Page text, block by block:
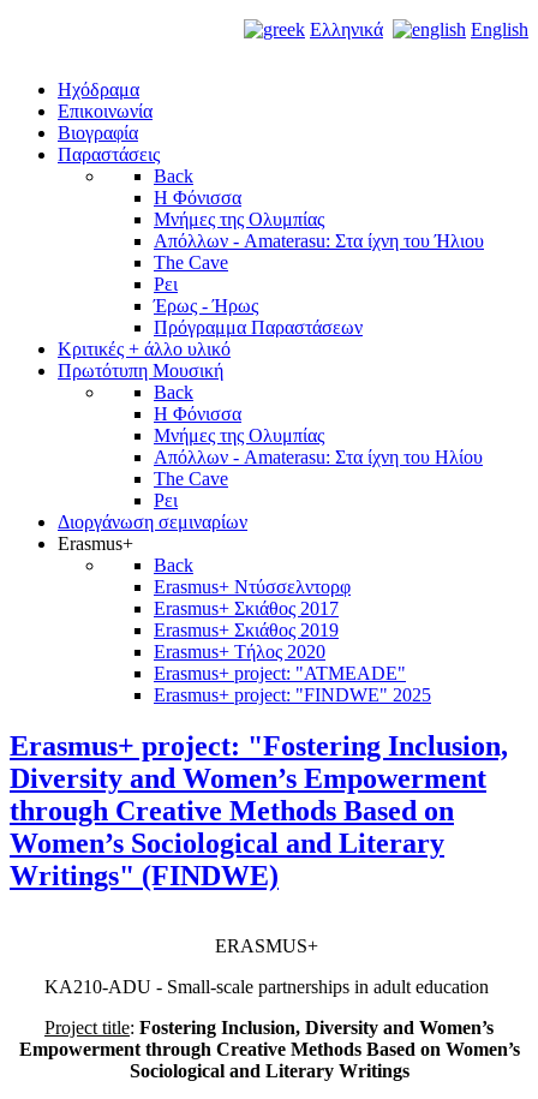
Ελληνικά English
Ηχόδραμα
Επικοινωνία
Βιογραφία
Παραστάσεις
Back
Η Φόνισσα
Μνήμες της Ολυμπίας
Απόλλων - Amaterasu: Στα ίχνη του Ήλιου
The Cave
Ρει
Έρως - Ήρως
Πρόγραμμα Παραστάσεων
Κριτικές + άλλο υλικό
Πρωτότυπη Μουσική
Back
Η Φόνισσα
Μνήμες της Ολυμπίας
Απόλλων - Amaterasu: Στα ίχνη του Ηλίου
The Cave
Ρει
Διοργάνωση σεμιναρίων
Erasmus+
Back
Erasmus+ Ντύσσελντορφ
Erasmus+ Σκιάθος 2017
Erasmus+ Σκιάθος 2019
Erasmus+ Τήλος 2020
Erasmus+ project: "ATMEADE"
Erasmus+ project: "FINDWE" 2025
Erasmus+ project: "Fostering Inclusion,
Diversity and Women’s Empowerment
through Creative Methods Based on
Women’s Sociological and Literary
Writings" (FINDWE)
ERASMUS+
KA210-ADU - Small-scale partnerships in adult education
Project title: Fostering Inclusion, Diversity and Women’s
Empowerment through Creative Methods Based on Women’s
Sociological and Literary Writings